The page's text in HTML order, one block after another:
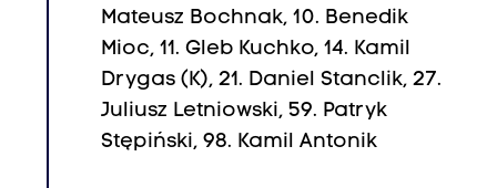
Mateusz Bochnak, 10. Benedik
Mioc, 11. Gleb Kuchko, 14. Kamil
Drygas (K), 21. Daniel Stanclik, 27.
Juliusz Letniowski, 59. Patryk
Stępiński, 98. Kamil Antonik